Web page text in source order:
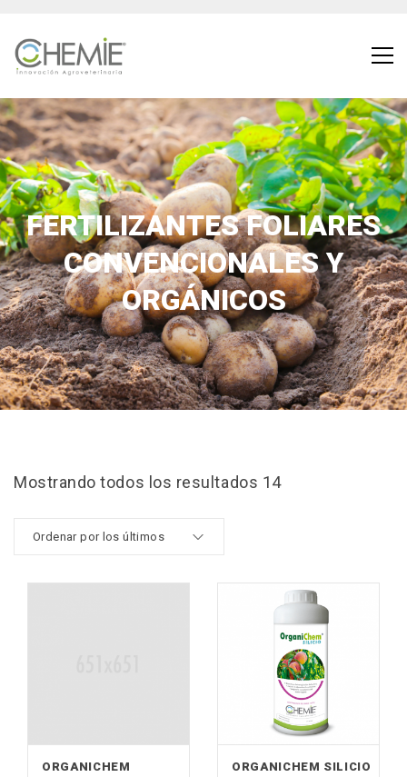
FERTILIZANTES FOLIARES
CONVENCIONALES Y
ORGÁNICOS
Mostrando todos los resultados 14
ORGANICHEM
ORGANICHEM SILICIO